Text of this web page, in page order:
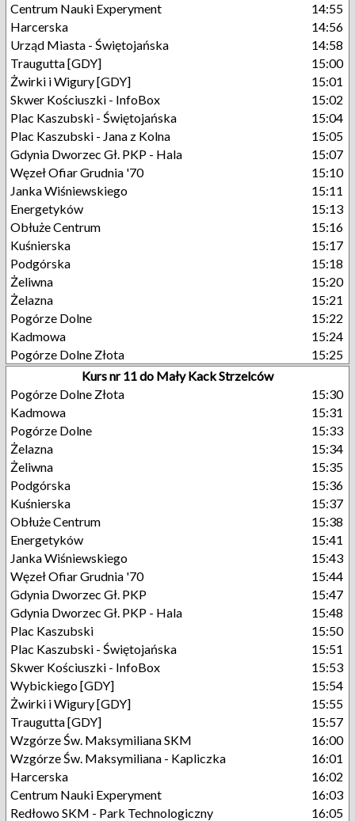
Centrum Nauki Experyment
14:55
Harcerska
14:56
Urząd Miasta - Świętojańska
14:58
Traugutta [GDY]
15:00
Żwirki i Wigury [GDY]
15:01
Skwer Kościuszki - InfoBox
15:02
Plac Kaszubski - Świętojańska
15:04
Plac Kaszubski - Jana z Kolna
15:05
Gdynia Dworzec Gł. PKP - Hala
15:07
Węzeł Ofiar Grudnia '70
15:10
Janka Wiśniewskiego
15:11
Energetyków
15:13
Obłuże Centrum
15:16
Kuśnierska
15:17
Podgórska
15:18
Żeliwna
15:20
Żelazna
15:21
Pogórze Dolne
15:22
Kadmowa
15:24
Pogórze Dolne Złota
15:25
Kurs nr 11 do Mały Kack Strzelców
Pogórze Dolne Złota
15:30
Kadmowa
15:31
Pogórze Dolne
15:33
Żelazna
15:34
Żeliwna
15:35
Podgórska
15:36
Kuśnierska
15:37
Obłuże Centrum
15:38
Energetyków
15:41
Janka Wiśniewskiego
15:43
Węzeł Ofiar Grudnia '70
15:44
Gdynia Dworzec Gł. PKP
15:47
Gdynia Dworzec Gł. PKP - Hala
15:48
Plac Kaszubski
15:50
Plac Kaszubski - Świętojańska
15:51
Skwer Kościuszki - InfoBox
15:53
Wybickiego [GDY]
15:54
Żwirki i Wigury [GDY]
15:55
Traugutta [GDY]
15:57
Wzgórze Św. Maksymiliana SKM
16:00
Wzgórze Św. Maksymiliana - Kapliczka
16:01
Harcerska
16:02
Centrum Nauki Experyment
16:03
Redłowo SKM - Park Technologiczny
16:05